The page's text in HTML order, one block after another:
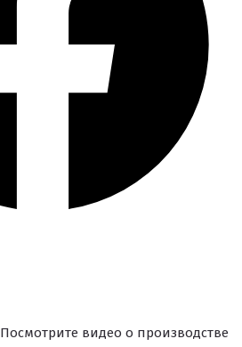
Посмотрите видео о производстве